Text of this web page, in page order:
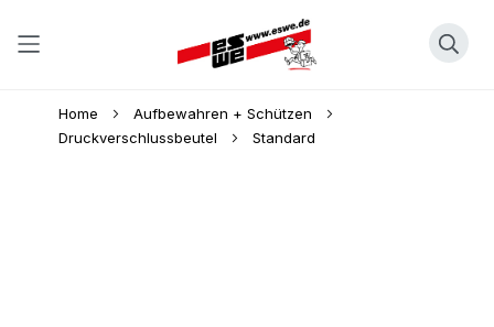
Home
Aufbewahren + Schützen
Druckverschlussbeutel
Standard